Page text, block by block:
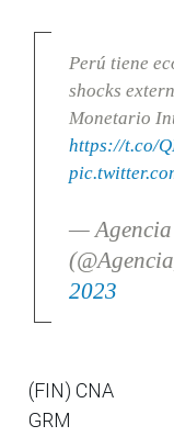
Perú tiene
shocks
Monetario
https://t.co/
—
2023
(FIN) CNA
GRM